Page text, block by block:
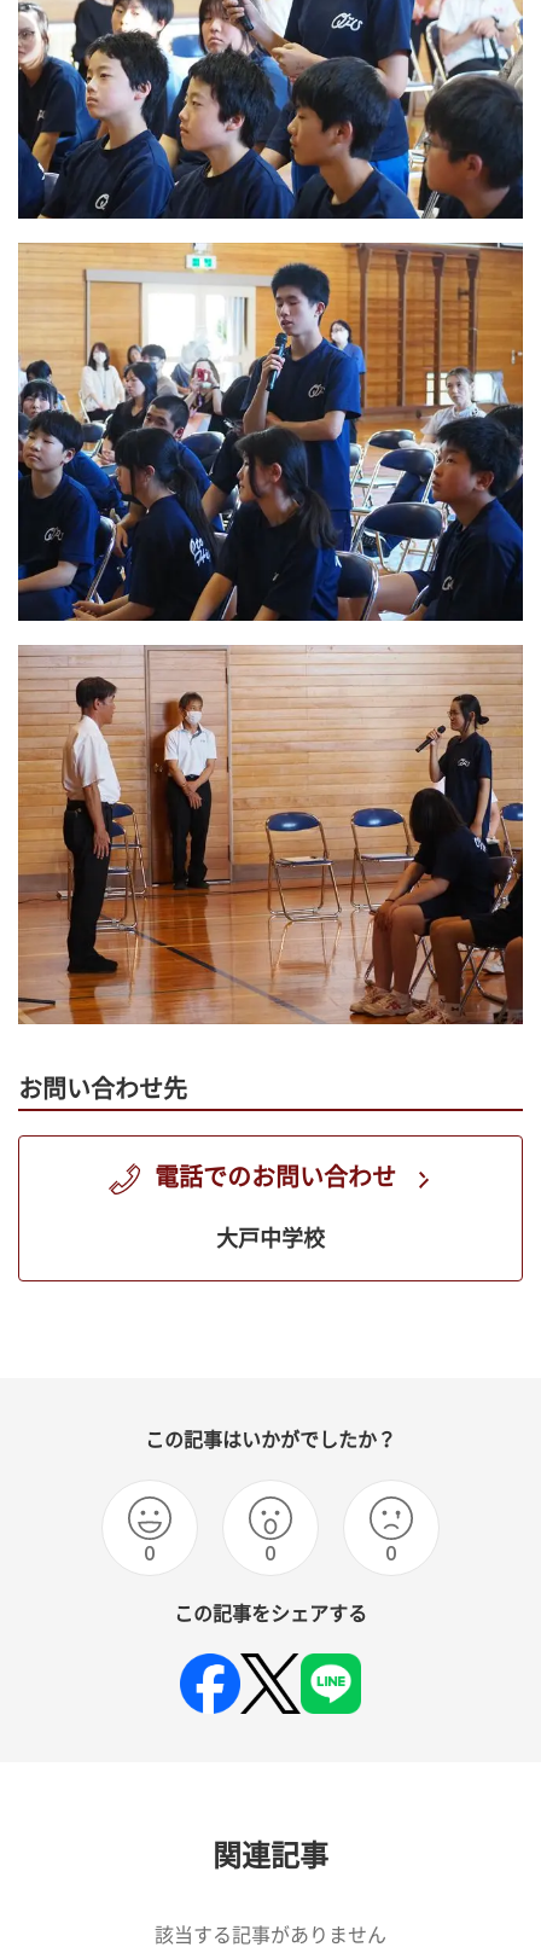
お問い合わせ先
電話でのお問い合わせ
大戸中学校
この記事はいかがでしたか？
0 0 0
この記事をシェアする
関連記事
該当する記事がありません